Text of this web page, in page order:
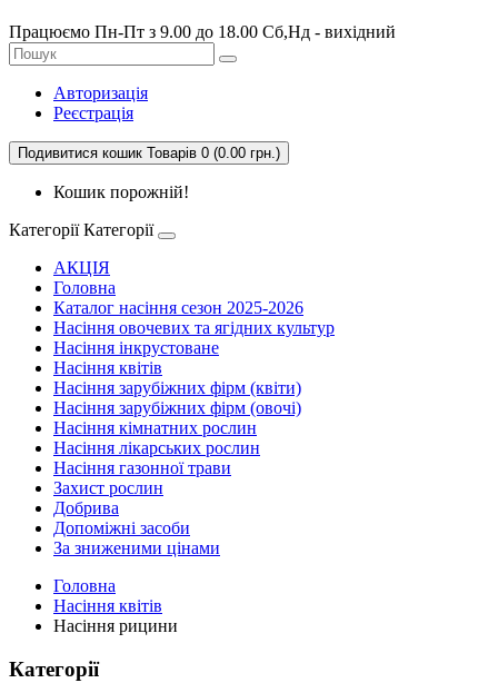
Працюємо Пн-Пт з 9.00 до 18.00 Сб,Нд - вихідний
Авторизація
Реєстрація
Подивитися кошик Товарів 0 (0.00 грн.)
Кошик порожній!
Категорії Категорії
АКЦІЯ
Головна
Каталог насіння сезон 2025-2026
Насіння овочевих та ягідних культур
Насіння інкрустоване
Насіння квітів
Насіння зарубіжних фірм (квіти)
Насіння зарубіжних фірм (овочі)
Насіння кімнатних рослин
Насіння лікарських рослин
Насіння газонної трави
Захист рослин
Добрива
Допоміжні засоби
За зниженими цінами
Головна
Насіння квітів
Насіння рицини
Категорії